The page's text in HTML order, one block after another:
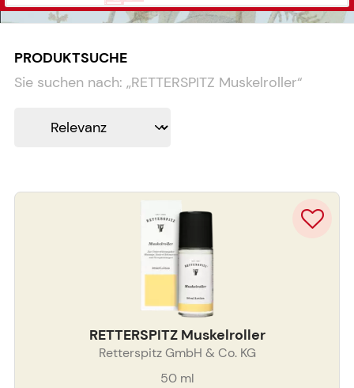
PRODUKTSUCHE
Sie suchen nach: „RETTERSPITZ Muskelroller“
RETTERSPITZ Muskelroller
Retterspitz GmbH & Co. KG
50ml